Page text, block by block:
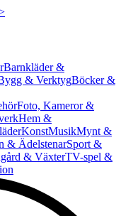
Barnkläder &
& VerktygBöcker &
Foto, Kameror &
Hem &
KonstMusikMynt &
& ÄdelstenarSport &
& VäxterTV-spel &